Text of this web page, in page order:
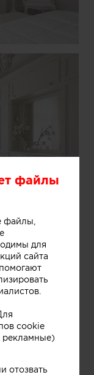
файлы
файлы,
для
сайта
cookie
рекламные)
отозвать